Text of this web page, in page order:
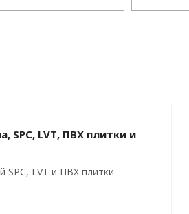
SPC, LVT, ПВХ плитки и
LVT и ПВХ плитки